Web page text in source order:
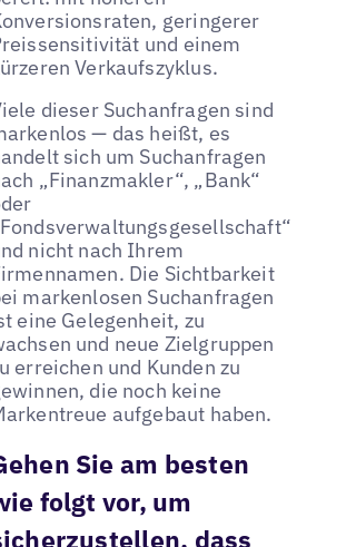
geringerer
und einem
Verkaufszyklus.
dieser Suchanfragen sind
— das heißt, es
sich um Suchanfragen
„Finanzmakler“, „Bank“
nicht nach Ihrem
Die Sichtbarkeit
markenlosen Suchanfragen
eine Gelegenheit, zu
und neue Zielgruppen
erreichen und Kunden zu
die noch keine
aufgebaut haben.
Sie am besten
folgt vor, um
dass